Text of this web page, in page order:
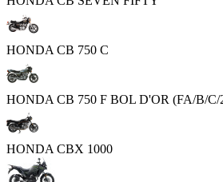
HONDA CB 750 C
HONDA CB 750 F BOL D'OR (FA/B/C/
HONDA CBX 1000